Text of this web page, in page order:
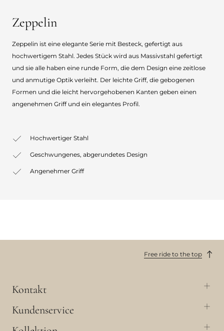
Zeppelin
Zeppelin ist eine elegante Serie mit Besteck, gefertigt aus
hochwertigem Stahl. Jedes Stück wird aus Massivstahl gefertigt
und sie alle haben eine runde Form, die dem Design eine zeitlose
und anmutige Optik verleiht. Der leichte Griff, die gebogenen
Formen und die leicht hervorgehobenen Kanten geben einen
angenehmen Griff und ein elegantes Profil.
Hochwertiger Stahl
Geschwungenes, abgerundetes Design
Angenehmer Griff
Free ride to the top
Kontakt
Kundenservice